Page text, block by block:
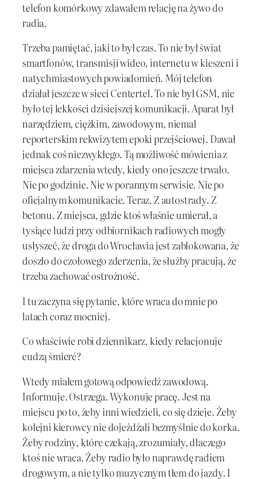
telefon komórkowy zdawałem relację na żywo do
radia.
Trzeba pamiętać, jaki to był czas. To nie był świat
smartfonów, transmisji wideo, internetu w kieszeni i
natychmiastowych powiadomień. Mój telefon
działał jeszcze w sieci Centertel. To nie był GSM, nie
było tej lekkości dzisiejszej komunikacji. Aparat był
narzędziem, ciężkim, zawodowym, niemal
reporterskim rekwizytem epoki przejściowej. Dawał
jednak coś niezwykłego. Tą możliwość mówienia z
miejsca zdarzenia wtedy, kiedy ono jeszcze trwało.
Nie po godzinie. Nie w porannym serwisie. Nie po
oficjalnym komunikacie. Teraz. Z autostrady. Z
betonu. Z miejsca, gdzie ktoś właśnie umierał, a
tysiące ludzi przy odbiornikach radiowych mogły
usłyszeć, że droga do Wrocławia jest zablokowana, że
doszło do czołowego zderzenia, że służby pracują, że
trzeba zachować ostrożność.
I tu zaczyna się pytanie, które wraca do mnie po
latach coraz mocniej.
Co właściwie robi dziennikarz, kiedy relacjonuje
cudzą śmierć?
Wtedy miałem gotową odpowiedź zawodową.
Informuje. Ostrzega. Wykonuje pracę. Jest na
miejscu po to, żeby inni wiedzieli, co się dzieje. Żeby
kolejni kierowcy nie dojeżdżali bezmyślnie do korka.
Żeby rodziny, które czekają, zrozumiały, dlaczego
ktoś nie wraca. Żeby radio było naprawdę radiem
drogowym, a nie tylko muzycznym tłem do jazdy. I